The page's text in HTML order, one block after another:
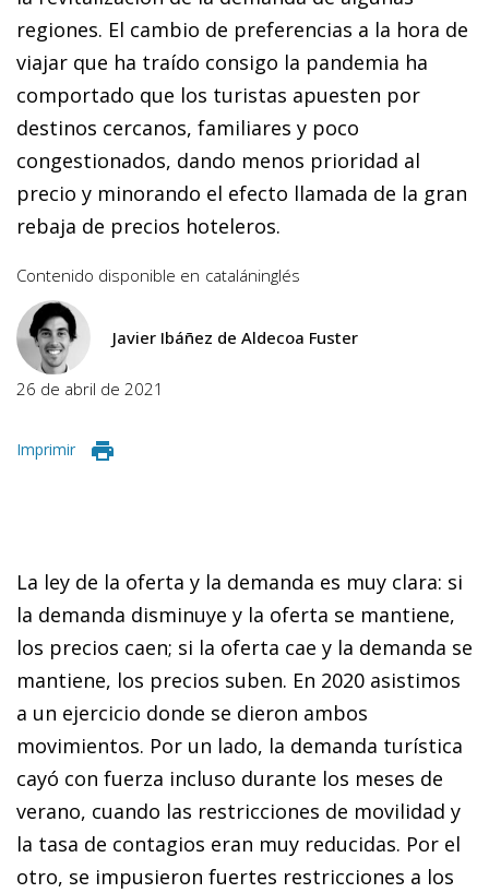
regiones. El cambio de preferencias a la hora de
viajar que ha traído consigo la pandemia ha
comportado que los turistas apuesten por
destinos cercanos, familiares y poco
congestionados, dando menos prioridad al
precio y minorando el efecto llamada de la gran
rebaja de precios hoteleros.
Contenido disponible en cataláninglés
Javier Ibáñez de Aldecoa Fuster
26 de abril de 2021
Imprimir
La ley de la oferta y la demanda es muy clara: si
la demanda disminuye y la oferta se mantiene,
los precios caen; si la oferta cae y la demanda se
mantiene, los precios suben. En 2020 asistimos
a un ejercicio donde se dieron ambos
movimientos. Por un lado, la demanda turística
cayó con fuerza incluso durante los meses de
verano, cuando las restricciones de movilidad y
la tasa de contagios eran muy reducidas. Por el
otro, se impusieron fuertes restricciones a los